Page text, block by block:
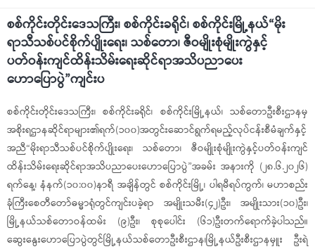
စစ်ကိုင်းတိုင်းဒေသကြီး၊ စစ်ကိုင်းခရိုင်၊ စစ်ကိုင်းမြို့နယ်“မိုး
ရာသီသစ်ပင်စိုက်ပျိုးရေး၊ သစ်တော၊ ဇီဝမျိုးစုံမျိုးကွဲနှင့်
ပတ်ဝန်းကျင်ထိန်းသိမ်းရေးဆိုင်ရာအသိပညာပေး
ဟောပြောပွဲ”ကျင်းပ
စစ်ကိုင်းတိုင်းဒေသကြီး၊ စစ်ကိုင်းခရိုင်၊ စစ်ကိုင်းမြို့နယ်၊ သစ်တောဦးစီးဌာနမှ
အစိုးရဌာနဆိုင်ရာများ၏ရက်(၁၀၀)အတွင်းဆောင်ရွက်ရမည့်လုပ်ငန်းစီမံချက်နှင့်
အညီ“မိုးရာသီသစ်ပင်စိုက်ပျိုးရေး၊ သစ်တော၊ ဇီဝမျိုးစုံမျိုးကွဲနှင့်ပတ်ဝန်းကျင်
ထိန်းသိမ်းရေးဆိုင်ရာအသိပညာပေးဟောပြောပွဲ”အခမ်း အနားကို (၂၈.၆.၂၀၂၆)
ရက်နေ့၊ နံနက်(၁၀:၀၀)နာရီ အချိန်တွင် စစ်ကိုင်းမြို့၊ ပါရမီရပ်ကွက်၊ မဟာစည်း
ခုံကြီးစေတီတော်ဓမ္မာရုံတွင်ကျင်းပခဲ့ရာ အမျိုးသမီး(၄၂)ဦး၊ အမျိုးသား(၁၀)ဦး၊
မြို့နယ်သစ်တောဝန်ထမ်း (၉)ဦး၊ စုစုပေါင်း (၆၁)ဦးတက်ရောက်ခဲ့ပါသည်။
ဆွေးနွေး‌ဟောပြောပွဲတွင်မြို့နယ်သစ်တောဦးစီးဌာန၊မြို့နယ်ဦးစီးဌာနမှူး ဦးရဲ